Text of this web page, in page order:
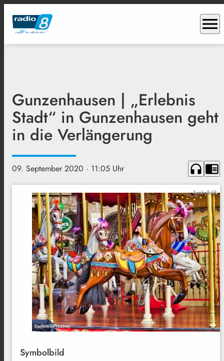
menu
Gunzenhausen | „Erlebnis
Stadt“ in Gunzenhausen geht
in die Verlängerung
09. September 2020 · 11:05 Uhr headphones chrome_reader_mode
Symbolbild
Symbolbild